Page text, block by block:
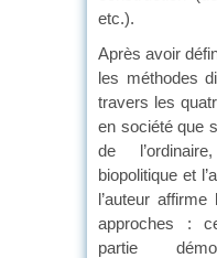
etc.).
Après avoir
les méthodes
travers les
en société que
de
biopolitique et
l’auteur
approches :
partie